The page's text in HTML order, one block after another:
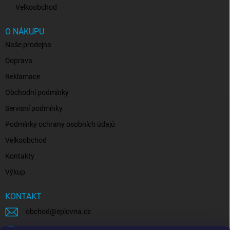
Velkoobchod
O NÁKUPU
Naše prodejna
Doprava
Reklamace
Obchodní podmínky
Servisní podmínky
Podmínky ochrany osobních údajů
Velkoobchod
Kontakty
Výkup
KONTAKT
obchod @eplovna.cz